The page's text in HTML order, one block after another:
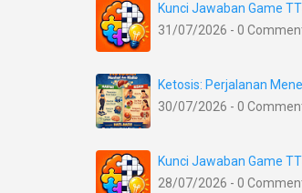
Kunci Jawaban Game
31/07/2026 - 0
Ketosis: Perjalanan
30/07/2026 - 0
Kunci Jawaban Game
28/07/2026 - 0